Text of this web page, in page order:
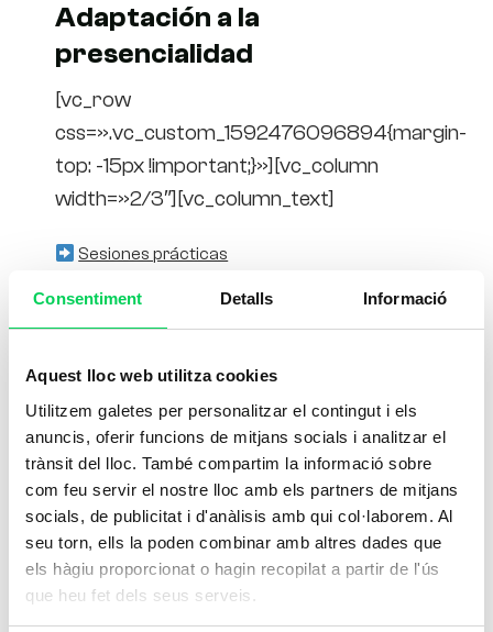
Consentiment Detalls Informació
Aquest lloc web utilitza cookies
Utilitzem galetes per personalitzar el contingut i els
anuncis, oferir funcions de mitjans socials i analitzar el
trànsit del lloc. També compartim la informació sobre
com feu servir el nostre lloc amb els partners de mitjans
socials, de publicitat i d'anàlisis amb qui col·laborem. Al
seu torn, ells la poden combinar amb altres dades que
els hàgiu proporcionat o hagin recopilat a partir de l'ús
que heu fet dels seus serveis.
Adaptación a la
presencialidad
[vc_row
css=».vc_custom_1592476096894{margin-
top: -15px !important;}»][vc_column
width=»2/3″][vc_column_text]
Sesiones prácticas
Actividades con distancia social
Priorización de las sesiones prácticas al
aire libre
Las actividades en espacios cerrados
seguirán las directrices sanitarias
respecto a aforos
No compartición de material deportivo si
comporta riesgo para la salud